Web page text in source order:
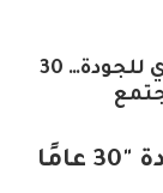
الفيلم الوثائقي – المجلس السعودي للجودة… 30
وثائقي المجلس السعودي للجودة "30 عامًا